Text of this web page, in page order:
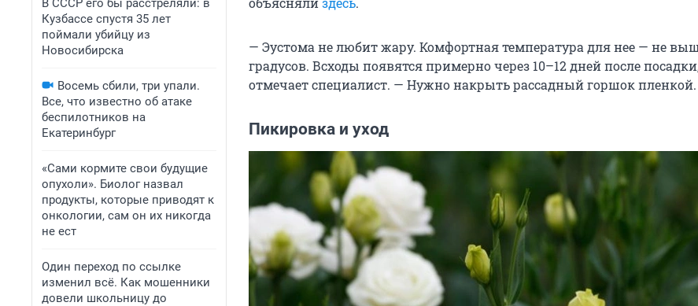
В СССР его бы расстреляли: в
Кузбассе спустя 35 лет
поймали убийцу из
Новосибирска
Восемь сбили, три упали.
Все, что известно об атаке
беспилотников на
Екатеринбург
«Сами кормите свои будущие
опухоли». Биолог назвал
продукты, которые приводят к
онкологии, сам он их никогда
не ест
Один переход по ссылке
изменил всё. Как мошенники
довели школьницу до
— Эустома не любит жару. Комфортная температура для нее — не
градусов. Всходы появятся примерно через 10–12 дней после
отмечает специалист. — Нужно накрыть рассадный горшок пленкой.
Пикировка и уход